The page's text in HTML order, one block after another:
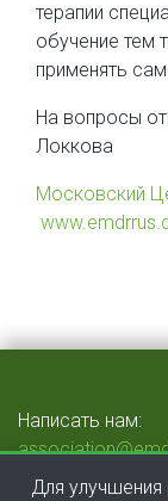
терапии
обучение тем
применять
На вопросы
Локкова
Московский
Написать нам:
Этический
Для улучшения